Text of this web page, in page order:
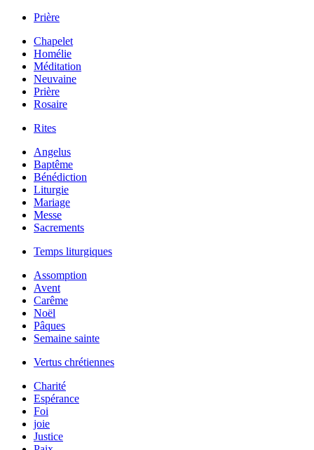
Prière
Chapelet
Homélie
Méditation
Neuvaine
Prière
Rosaire
Rites
Angelus
Baptême
Bénédiction
Liturgie
Mariage
Messe
Sacrements
Temps liturgiques
Assomption
Avent
Carême
Noël
Pâques
Semaine sainte
Vertus chrétiennes
Charité
Espérance
Foi
joie
Justice